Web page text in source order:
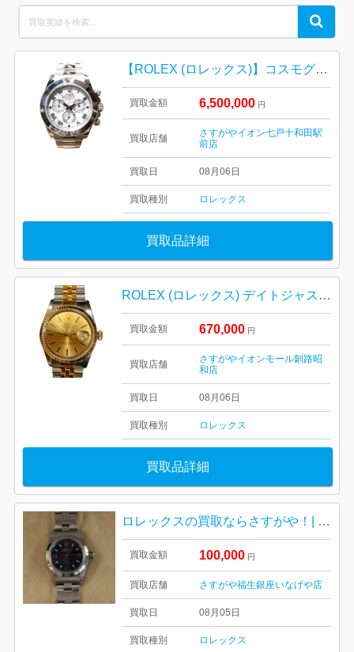
for:
Search
【ROLEX (ロレックス)】コスモグラフ デイトナ / メテオライト文字盤 / Ref.116509
買取金額 6,500,000 円
買取店舗
さすがやイオン七戸十和田駅
前店
買取日 08月06日
買取種別 ロレックス
買取品詳細
ROLEX (ロレックス) デイトジャスト Ref.16233 腕時計
買取金額 670,000 円
買取店舗
さすがやイオンモール釧路昭
和店
買取日 08月06日
買取種別 ロレックス
買取品詳細
ロレックスの買取ならさすがや！| 福生市加美平| ROLEXオイスターパーペチュアル
買取金額 100,000 円
買取店舗 さすがや福生銀座いなげや店
買取日 08月05日
買取種別 ロレックス